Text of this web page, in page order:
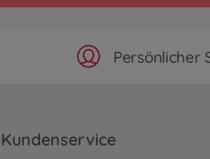
Persönlicher
Kundenservice